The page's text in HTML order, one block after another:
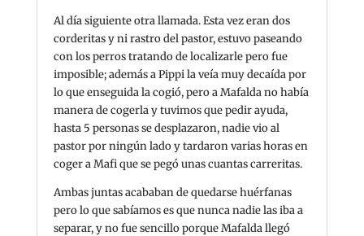
Al día siguiente otra llamada. Esta vez eran dos
corderitas y ni rastro del pastor, estuvo paseando
con los perros tratando de localizarle pero fue
imposible; además a Pippi la veía muy decaída por
lo que enseguida la cogió, pero a Mafalda no había
manera de cogerla y tuvimos que pedir ayuda,
hasta 5 personas se desplazaron, nadie vio al
pastor por ningún lado y tardaron varias horas en
coger a Mafi que se pegó unas cuantas carreritas.
Ambas juntas acababan de quedarse huérfanas
pero lo que sabíamos es que nunca nadie las iba a
separar, y no fue sencillo porque Mafalda llegó